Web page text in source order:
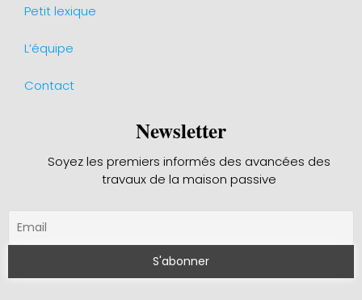
Petit lexique
L’équipe
Contact
Newsletter
Soyez les premiers informés des avancées des
travaux de la maison passive